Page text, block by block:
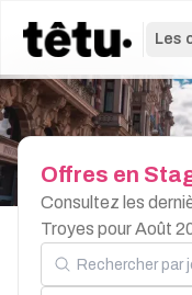
Les
Offres en
Consultez les
Troyes pour Août
Rechercher par job,
Localisation